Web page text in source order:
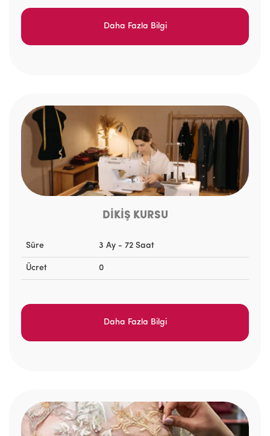
Daha Fazla Bilgi
DİKİŞ KURSU
Süre 3 Ay - 72 Saat
Ücret 0
Daha Fazla Bilgi